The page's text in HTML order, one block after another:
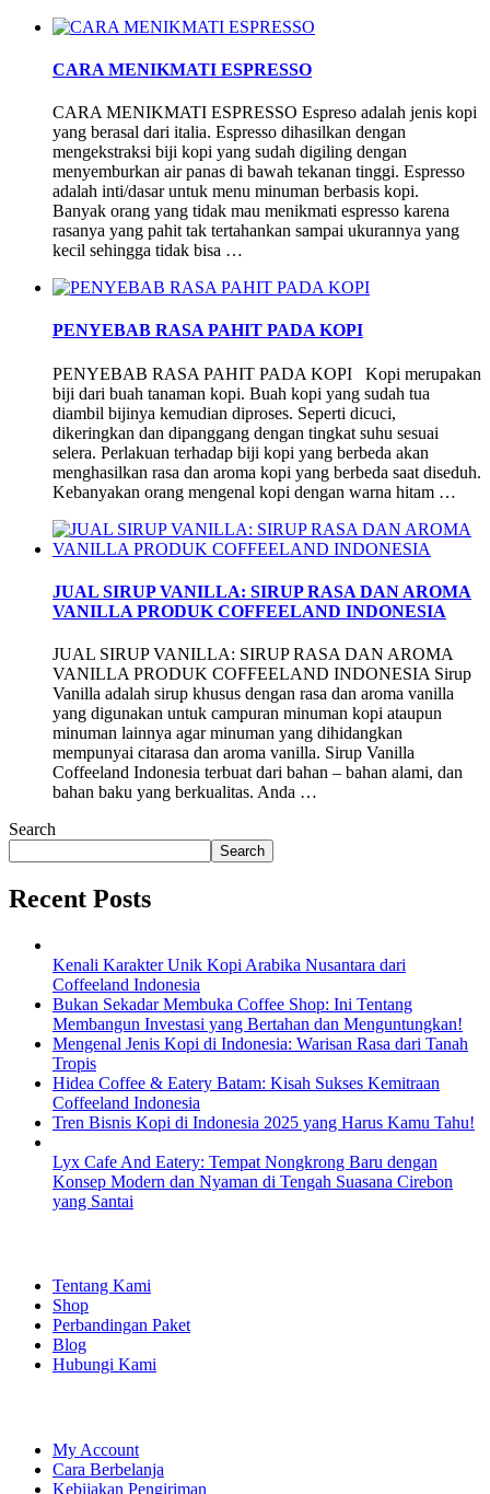
CARA MENIKMATI ESPRESSO
CARA MENIKMATI ESPRESSO Espreso adalah jenis kopi
yang berasal dari italia. Espresso dihasilkan dengan
mengekstraksi biji kopi yang sudah digiling dengan
menyemburkan air panas di bawah tekanan tinggi. Espresso
adalah inti/dasar untuk menu minuman berbasis kopi.
Banyak orang yang tidak mau menikmati espresso karena
rasanya yang pahit tak tertahankan sampai ukurannya yang
kecil sehingga tidak bisa …
PENYEBAB RASA PAHIT PADA KOPI
PENYEBAB RASA PAHIT PADA KOPI Kopi merupakan
biji dari buah tanaman kopi. Buah kopi yang sudah tua
diambil bijinya kemudian diproses. Seperti dicuci,
dikeringkan dan dipanggang dengan tingkat suhu sesuai
selera. Perlakuan terhadap biji kopi yang berbeda akan
menghasilkan rasa dan aroma kopi yang berbeda saat diseduh.
Kebanyakan orang mengenal kopi dengan warna hitam …
JUAL SIRUP VANILLA: SIRUP RASA DAN AROMA
VANILLA PRODUK COFFEELAND INDONESIA
JUAL SIRUP VANILLA: SIRUP RASA DAN AROMA
VANILLA PRODUK COFFEELAND INDONESIA Sirup
Vanilla adalah sirup khusus dengan rasa dan aroma vanilla
yang digunakan untuk campuran minuman kopi ataupun
minuman lainnya agar minuman yang dihidangkan
mempunyai citarasa dan aroma vanilla. Sirup Vanilla
Coffeeland Indonesia terbuat dari bahan – bahan alami, dan
bahan baku yang berkualitas. Anda …
Search
Search
Recent Posts
Kenali Karakter Unik Kopi Arabika Nusantara dari
Coffeeland Indonesia
Bukan Sekadar Membuka Coffee Shop: Ini Tentang
Membangun Investasi yang Bertahan dan Menguntungkan!
Mengenal Jenis Kopi di Indonesia: Warisan Rasa dari Tanah
Tropis
Hidea Coffee & Eatery Batam: Kisah Sukses Kemitraan
Coffeeland Indonesia
Tren Bisnis Kopi di Indonesia 2025 yang Harus Kamu Tahu!
Lyx Cafe And Eatery: Tempat Nongkrong Baru dengan
Konsep Modern dan Nyaman di Tengah Suasana Cirebon
yang Santai
Tentang Kami
Shop
Perbandingan Paket
Blog
Hubungi Kami
My Account
Cara Berbelanja
Kebijakan Pengiriman